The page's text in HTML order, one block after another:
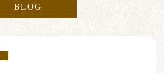
BLOG